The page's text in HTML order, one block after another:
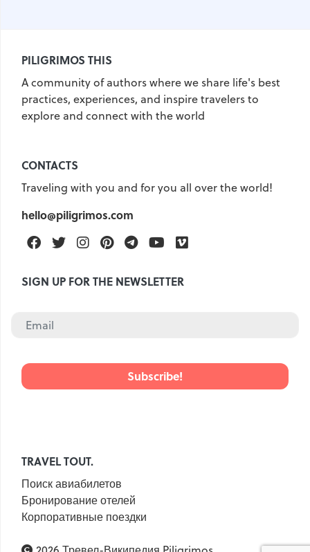
PILIGRIMOS THIS
A community of authors where we share life's best
practices, experiences, and inspire travelers to
explore and connect with the world
CONTACTS
Traveling with you and for you all over the world!
hello@piligrimos.com
FacebookTwitterInstagramPinterestTelegramYoutube
SIGN UP FOR THE NEWSLETTER
TRAVEL TOUT.
Поиск авиабилетов
Бронирование отелей
Корпоративные поездки